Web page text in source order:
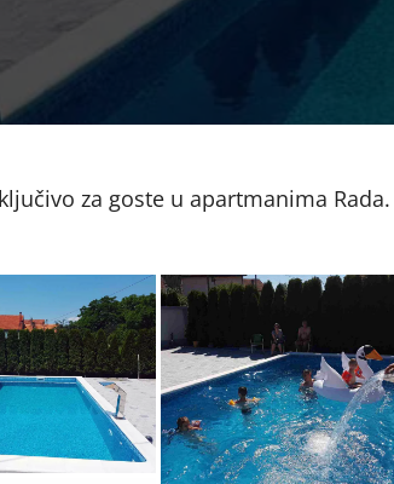
za goste u apartmanima Rada.
Bazen u
Rada